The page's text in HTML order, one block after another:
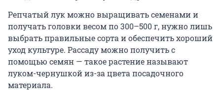
Репчатый лук можно выращивать семенами и
получать головки весом по 300–500 г, нужно лишь
выбрать правильные сорта и обеспечить хороший
уход культуре. Рассаду можно получить с
помощью семян — такое растение называют
луком-чернушкой из-за цвета посадочного
материала.